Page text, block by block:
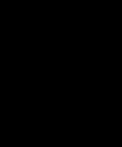
pode decidir se a ideia
ainda precisam ser
você pode montar
gráficas que